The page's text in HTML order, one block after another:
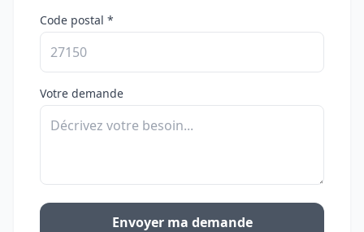
Code postal *
Votre demande
Envoyer ma demande